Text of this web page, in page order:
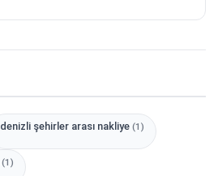
denizli şehirler arası nakliye (1)
(1)